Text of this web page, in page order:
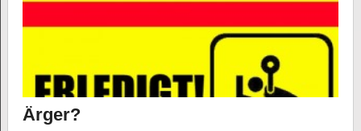
Ärger?